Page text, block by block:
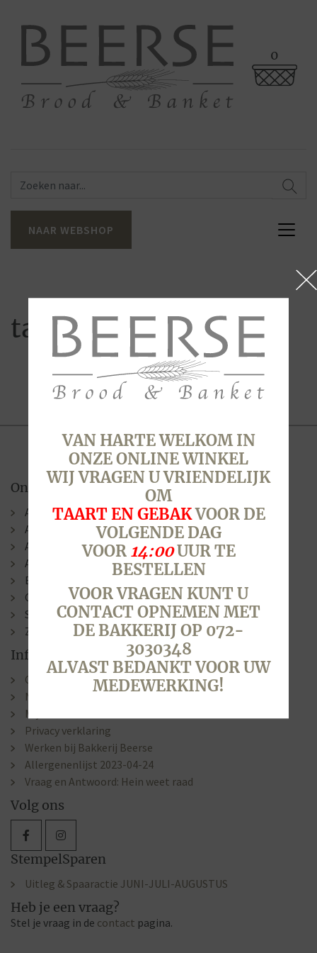
0
NAAR WEBSHOP
taaitaai
Onze winkels
Alkmaar (Berenkoog)
Alkmaar (Stationsweg)
Alkmaar (Laat )
Alkmaar (N.G. Piersonstraat)
Bergen
Oudorp
Sint Pancras
Zuid-Scharwoude
Informatie
Contact & Openingstijden
Nieuws
Mijn account
Privacy verklaring
Werken bij Bakkerij Beerse
Allergenenlijst 2023-04-24
Vraag en Antwoord: Hein weet raad
Volg ons
StempelSparen
Uitleg & Spaaractie JUNI-JULI-AUGUSTUS
Heb je een vraag?
Stel je vraag in de contact pagina.
VAN HARTE WELKOM IN
ONZE ONLINE WINKEL
WIJ VRAGEN U VRIENDELIJK
OM
TAART EN GEBAKVOOR DE
VOLGENDE DAG
VOOR 14:00UUR TE
BESTELLEN
VOOR VRAGEN KUNT U
CONTACT OPNEMEN MET
DE BAKKERIJ OP 072-
3030348
ALVAST BEDANKT VOOR UW
MEDEWERKING!